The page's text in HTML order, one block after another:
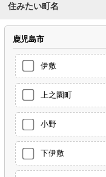
住みたい町名
鹿児島市
伊敷
上之園町
小野
下伊敷